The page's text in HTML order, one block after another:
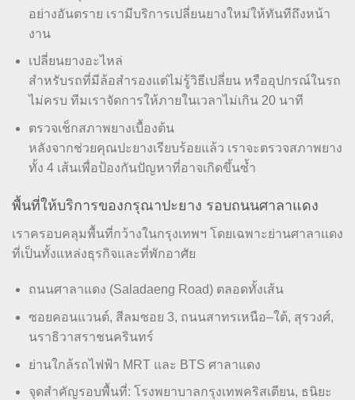
อย่างอันตราย เรามีบริการเปลี่ยนยางใหม่ให้ทันทีถึงหน้า
งาน
เปลี่ยนยางอะไหล่
สำหรับรถที่มีล้อสำรองแต่ไม่รู้วิธีเปลี่ยน หรืออุปกรณ์ในรถ
ไม่ครบ ทีมเราจัดการให้ภายในเวลาไม่เกิน 20 นาที
ตรวจเช็กสภาพยางเบื้องต้น
หลังจากช่วยคุณปะยางเรียบร้อยแล้ว เราจะตรวจสภาพยาง
ทั้ง 4 เส้นเพื่อป้องกันปัญหาที่อาจเกิดขึ้นซ้ำ
พื้นที่ให้บริการของกรุณาปะยาง รอบถนนศาลาแดง
เราครอบคลุมพื้นที่กว้างในกรุงเทพฯ โดยเฉพาะย่านศาลาแดง
ที่เป็นทั้งแหล่งธุรกิจและที่พักอาศัย
ถนนศาลาแดง (Saladaeng Road) ตลอดทั้งเส้น
ซอยคอนแวนต์, สีลมซอย 3, ถนนสาทรเหนือ–ใต้, สุรวงศ์,
นราธิวาสราชนครินทร์
ย่านใกล้รถไฟฟ้า MRT และ BTS ศาลาแดง
จุดสำคัญรอบพื้นที่: โรงพยาบาลกรุงเทพคริสเตียน, ธนิยะ